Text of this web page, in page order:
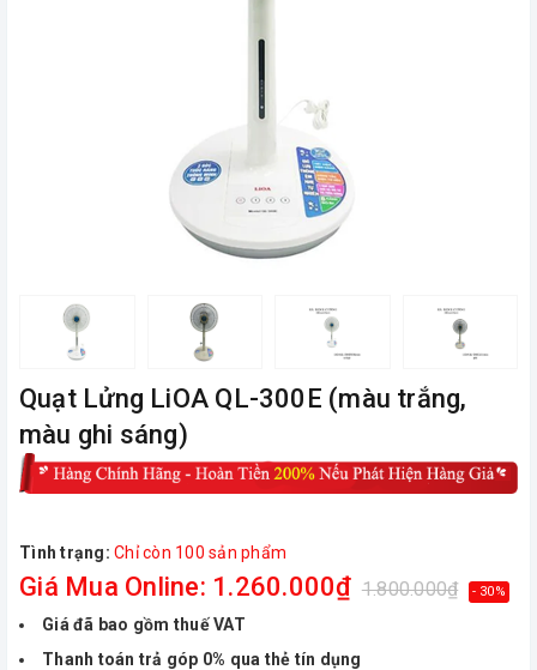
Quạt Lửng LiOA QL-300E (màu trắng,
màu ghi sáng)
Tình trạng: Chỉ còn 100 sản phẩm
Giá Mua Online: 1.260.000₫ 1.800.000₫ - 30%
Giá đã bao gồm thuế VAT
Thanh toán trả góp 0% qua thẻ tín dụng